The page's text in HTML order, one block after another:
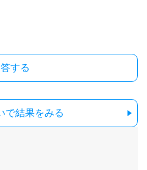
で結果をみる